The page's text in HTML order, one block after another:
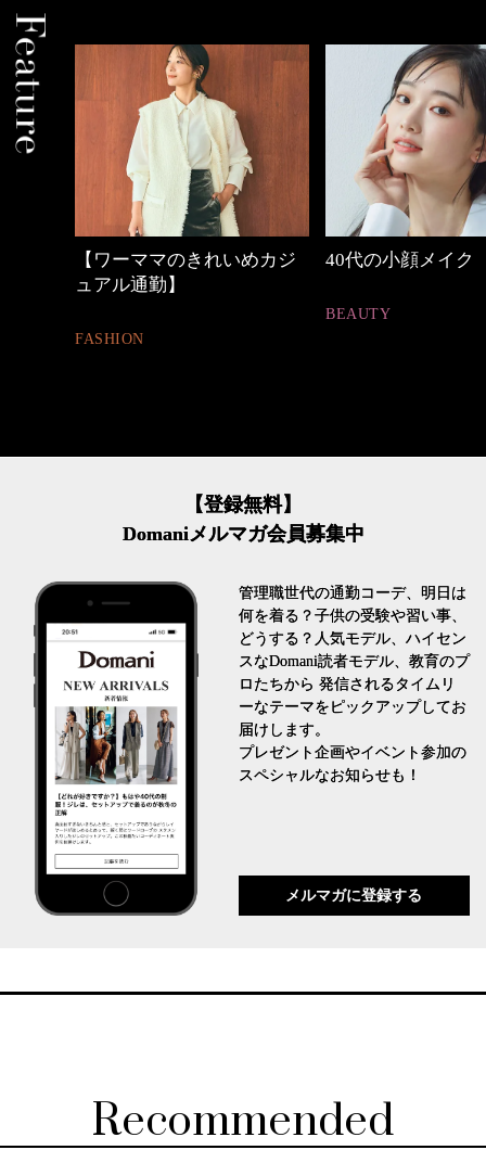
【ワーママのきれいめカジ
ュアル通勤】
FASHION
40代の小顔メイク
BEAUTY
【登録無料】
Domaniメルマガ会員募集中
管理職世代の通勤コーデ、明日は
何を着る？子供の受験や習い事、
どうする？人気モデル、ハイセン
スなDomani読者モデル、教育のプ
ロたちから 発信されるタイムリ
ーなテーマをピックアップしてお
届けします。
プレゼント企画やイベント参加の
スペシャルなお知らせも！
メルマガに登録する
Recommended